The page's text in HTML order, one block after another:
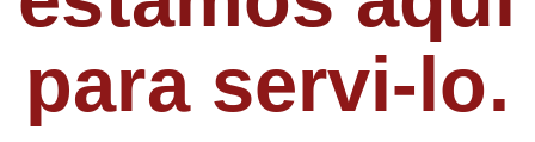
para servi-lo.